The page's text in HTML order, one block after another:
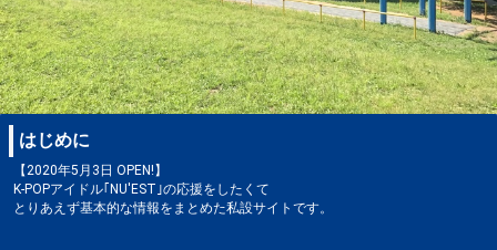
はじめに
【2020年5月3日 OPEN!】
K-POPアイドル｢NU'EST｣の応援をしたくて
とりあえず基本的な情報をまとめた私設サイトです。